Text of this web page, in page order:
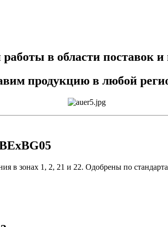
в области поставок
продукцию в любой
в зонах 1, 2, 21 и 22. Одобрены по